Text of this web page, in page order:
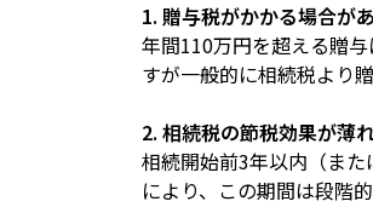
1. 贈与税がかかる場合が
年間110万円を超える贈
すが一般的に相続税より
2. 相続税の節税効果が薄
相続開始前3年以内（ま
により、この期間は段階